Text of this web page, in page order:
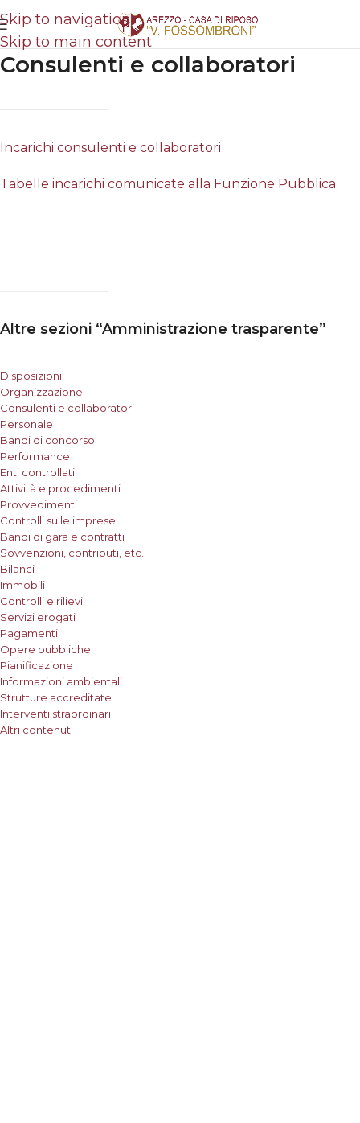
Skip to navigation
Skip to main content
Consulenti e collaboratori
Incarichi consulenti e collaboratori
Tabelle incarichi comunicate alla Funzione Pubblica
Altre sezioni “Amministrazione trasparente”
Disposizioni
Organizzazione
Consulenti e collaboratori
Personale
Bandi di concorso
Performance
Enti controllati
Attività e procedimenti
Provvedimenti
Controlli sulle imprese
Bandi di gara e contratti
Sovvenzioni, contributi, etc.
Bilanci
Immobili
Controlli e rilievi
Servizi erogati
Pagamenti
Opere pubbliche
Pianificazione
Informazioni ambientali
Strutture accreditate
Interventi straordinari
Altri contenuti